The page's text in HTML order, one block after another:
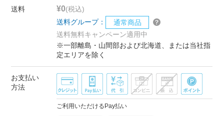
送料 ¥0(税込)
送料グループ：
通常商品
送料無料キャンペーン適用中
※一部離島・山間部および北海道、または当社指
定エリアを除く
お支払い
方法
ご利用いただけるPay払い